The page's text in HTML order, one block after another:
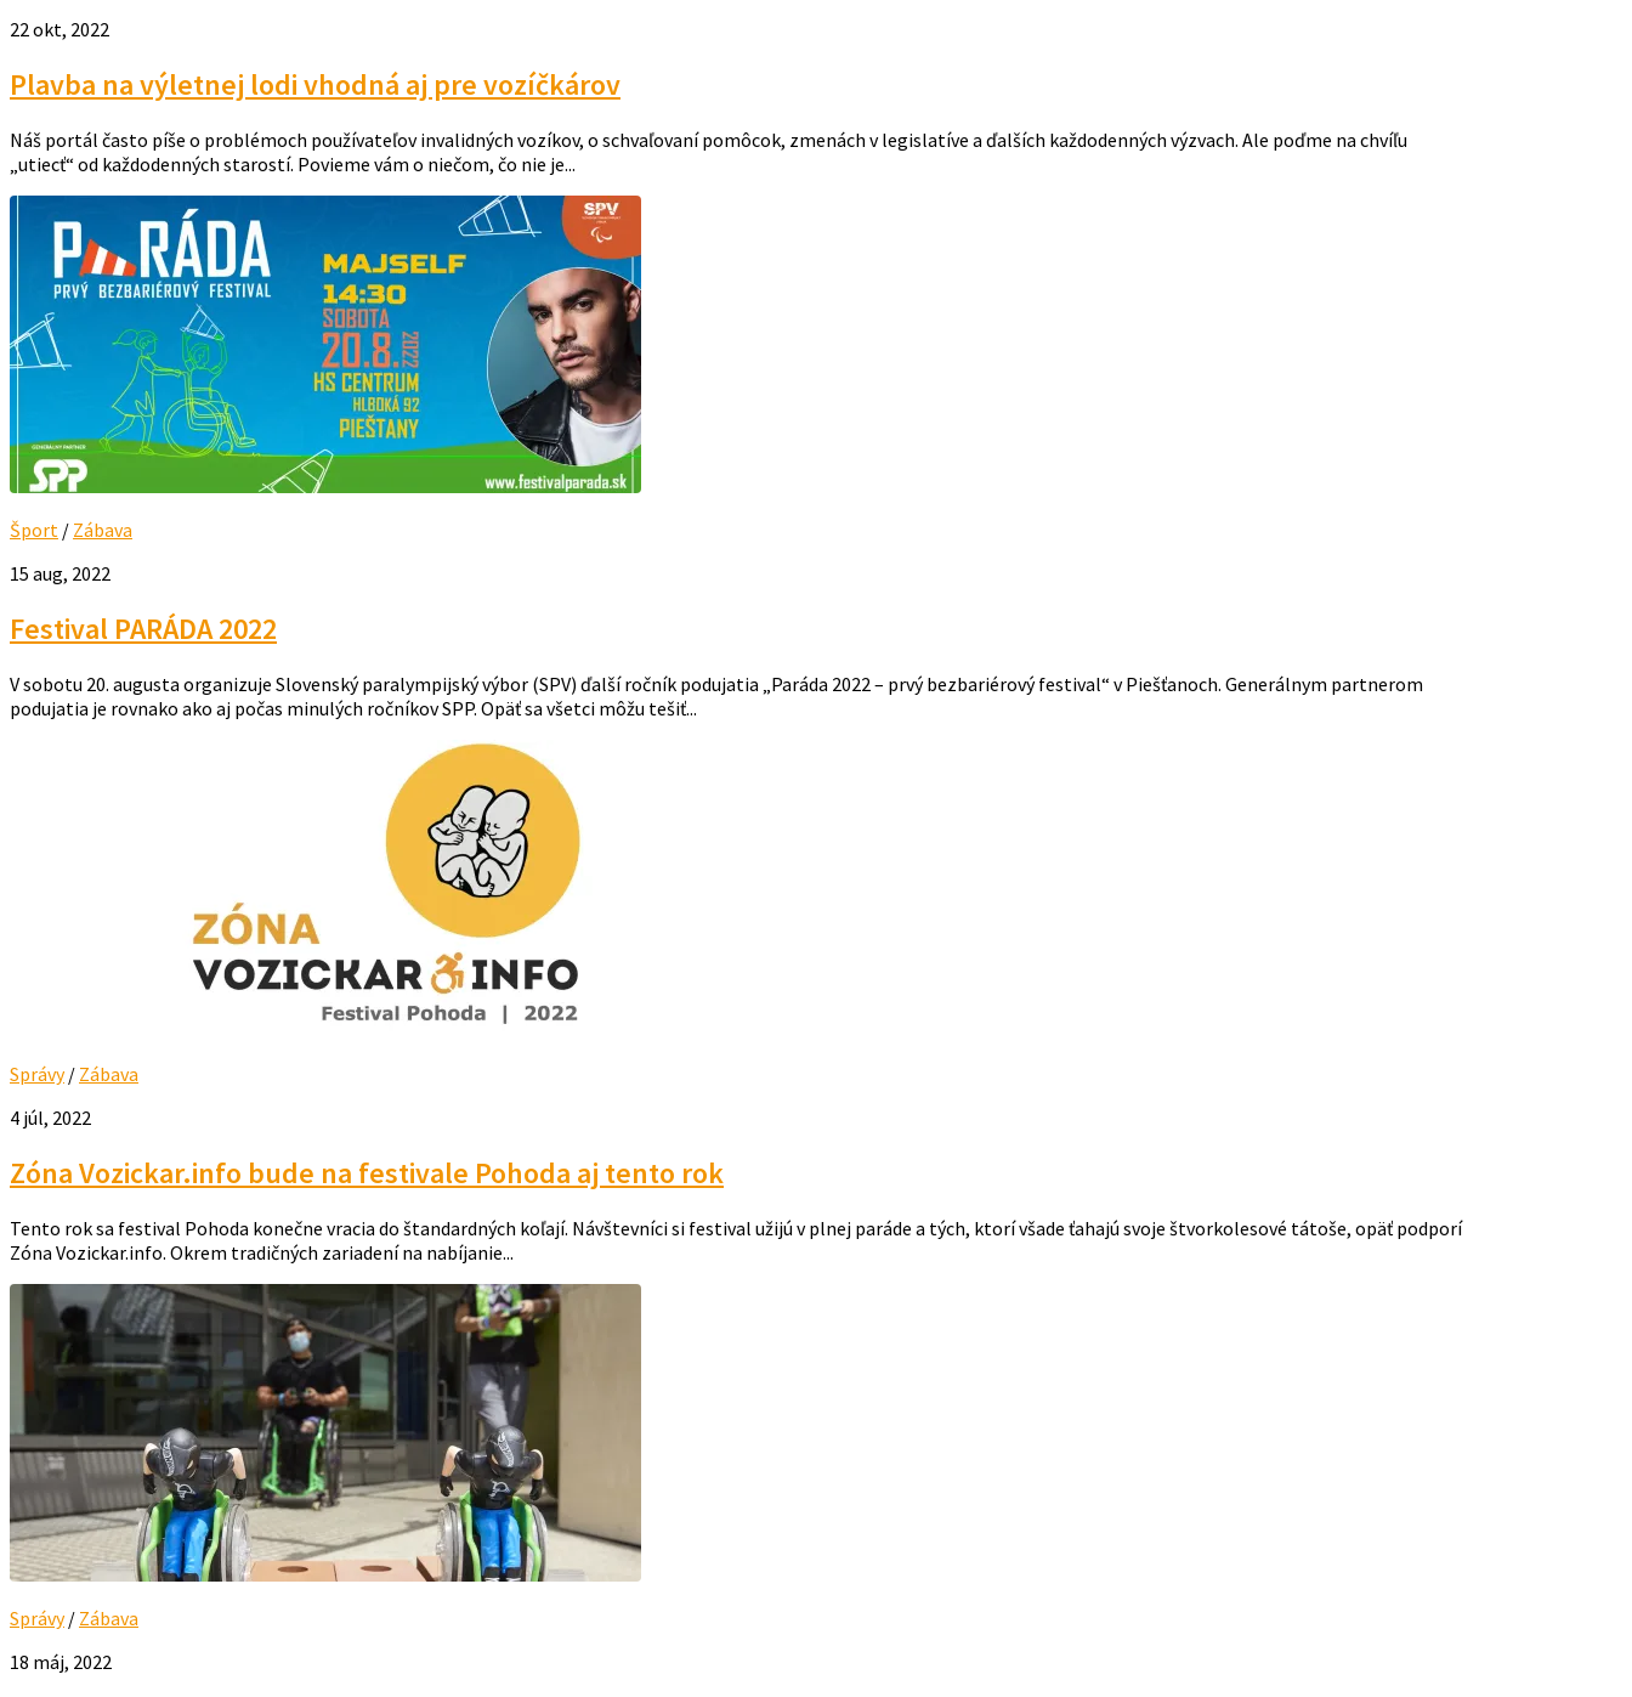
22 okt, 2022
Plavba na výletnej lodi vhodná aj pre vozíčkárov
Náš portál často píše o problémoch používateľov invalidných vozíkov, o schvaľovaní pomôcok, zmenách v legislatíve a ďalších každodenných výzvach. Ale poďme na chvíľu
„utiecť“ od každodenných starostí. Povieme vám o niečom, čo nie je...
Šport / Zábava
15 aug, 2022
Festival PARÁDA 2022
V sobotu 20. augusta organizuje Slovenský paralympijský výbor (SPV) ďalší ročník podujatia „Paráda 2022 – prvý bezbariérový festival“ v Piešťanoch. Generálnym partnerom
podujatia je rovnako ako aj počas minulých ročníkov SPP. Opäť sa všetci môžu tešiť...
Správy/ Zábava
4 júl, 2022
Zóna Vozickar.info bude na festivale Pohoda aj tento rok
Tento rok sa festival Pohoda konečne vracia do štandardných koľají. Návštevníci si festival užijú v plnej paráde a tých, ktorí všade ťahajú svoje štvorkolesové tátoše, opäť podporí
Zóna Vozickar.info. Okrem tradičných zariadení na nabíjanie...
Správy/ Zábava
18 máj, 2022